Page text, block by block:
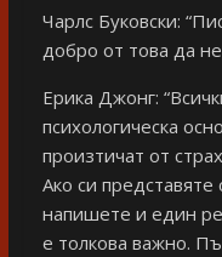
Чарлс Буковски:
добро от това да
Ерика Джонг:
психологическа
произтичат от
Ако си
напишете и един
е толкова важно.